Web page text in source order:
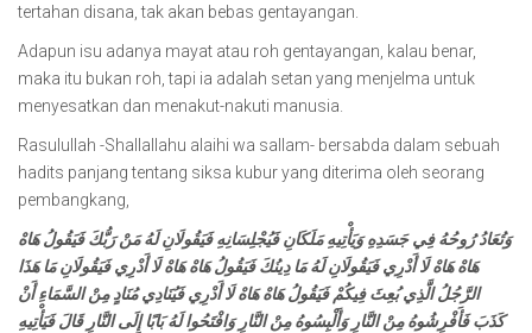
tertahan disana, tak akan bebas gentayangan.
Adapun isu adanya mayat atau roh gentayangan, kalau benar,
maka itu bukan roh, tapi ia adalah setan yang menjelma untuk
menyesatkan dan menakut-nakuti manusia.
Rasulullah -Shallallahu alaihi wa sallam- bersabda dalam sebuah
hadits panjang tentang siksa kubur yang diterima oleh seorang
pembangkang,
وَتُعَادُ رُوحُهُ فِي جَسَدِهِ وَيَأْتِيهِ مَلَكَانِ فَيُجْلِسَانِهِ فَيَقُولَانِ لَهُ مَنْ رَبُّكَ فَيَقُولُ هَاهْ
هَاهْ هَاهْ لَا أَدْرِي فَيَقُولَانِ لَهُ مَا دِينُكَ فَيَقُولُ هَاهْ هَاهْ لَا أَدْرِي فَيَقُولَانِ مَا هَذَا
الرَّجُلُ الَّذِي بُعِثَ فِيكُمْ فَيَقُولُ هَاهْ هَاهْ لَا أَدْرِي فَيُنَادِي مُنَادٍ مِنْ السَّمَاءِ أَنْ
كَذَبَ فَأَفْرِشُوهُ مِنْ النَّارِ وَأَلْبِسُوهُ مِنْ النَّارِ وَافْتَحُوا لَهُ بَابًا إِلَى النَّارِ قَالَ فَيَأْتِيهِ